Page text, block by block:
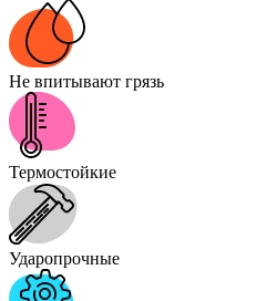
Не впитывают грязь
Термостойкие
Ударопрочные